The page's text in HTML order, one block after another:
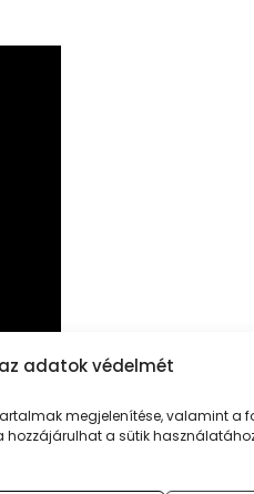
adatok védelmét
megjelenítése, valamint a
hozzájárulhat a sütik